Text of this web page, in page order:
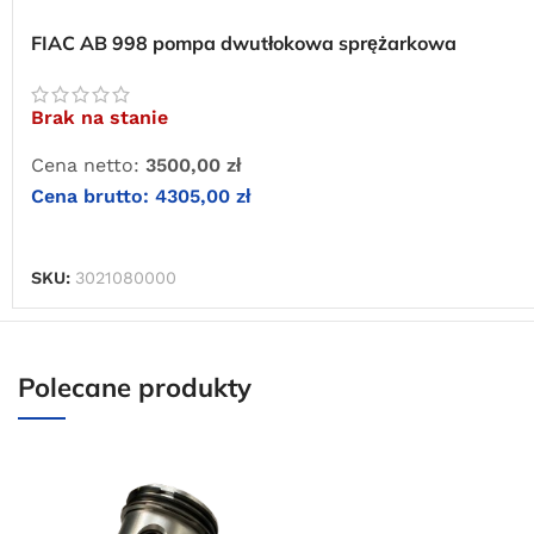
FIAC AB 998 pompa dwutłokowa sprężarkowa
Brak na stanie
Cena netto: 3500,00 zł
Cena brutto: 4305,00 zł
SKU: 3021080000
Polecane produkty